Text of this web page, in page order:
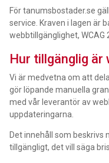
För tanumsbostader.se
service. Kraven i lagen är
webbtillgänglighet, WCAG
Hur tillgänglig är
Vi är medvetna om att
gör löpande manuella
med vår leverantör av
uppdateringarna.
Det innehåll som beskrivs
tillgängligt, det vill säga